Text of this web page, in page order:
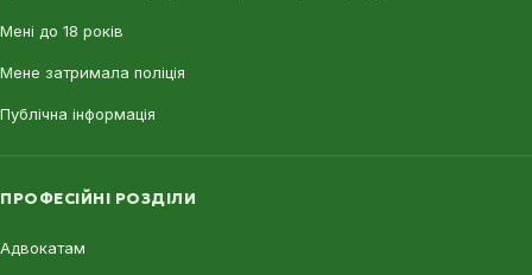
Мені до 18 років
Мене затримала поліція
Публічна інформація
ПРОФЕСІЙНІ РОЗДІЛИ
Адвокатам